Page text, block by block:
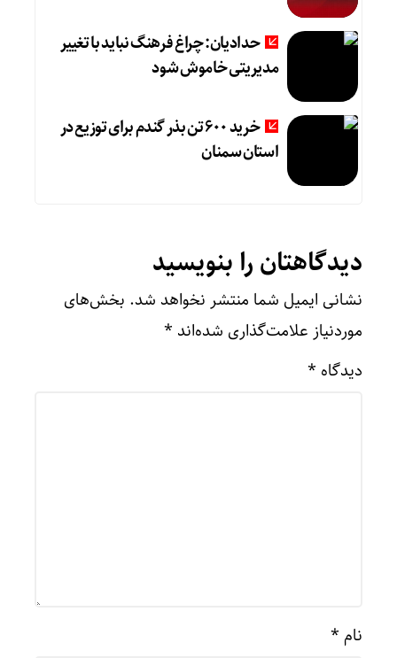
حدادیان: چراغ فرهنگ نباید با تغییر
مدیریتی خاموش شود
خرید ۶۰۰ تن بذر گندم برای توزیع در
استان سمنان
دیدگاهتان را بنویسید
نشانی ایمیل شما منتشر نخواهد شد. بخش‌های
موردنیاز علامت‌گذاری شده‌اند *
دیدگاه *
نام *